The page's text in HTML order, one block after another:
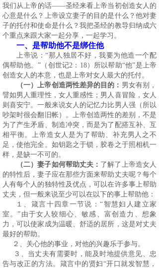
我们从上帝的话——圣经来看上帝当初创造女人的
心意是什么？上帝设立妻子的目的是什么？他对妻
子的托付和使命是什么？我把圣经的教导归纳成六
个重点来跟大家一起分享，一起学习。
一、是帮助他不是绑住他
上帝说：“那人独居不好，我要为他造一个配
偶帮助他。”（创世记2 ： 18）所以帮助“他”是上帝
创造女人的本意，也是上帝对女人最大的托付。
（一）上帝创造两性差异的目的： 男女有别，
譬如男人重理性，女人重感性；男人喜冒险，女人
则喜安宁。一般来说女人的记忆力比男人强（所以
吵架时很会翻旧帐）。上帝创造两性的差别，不是
为了产生矛盾、制造冲突，而是为了配搭互补、互
相平衡。上帝造女人是为了帮助、补充男人之不
足，使他完全。如钥匙之于锁，胶卷之于照相机一
样，是缺一不可的。
（二）妻子如何帮助丈夫： 了解了上帝造女人
的特性后，妻子应在那些方面来帮助丈夫呢？每个
人有每个人的独特性及优点，可以在许多事上帮助
丈夫，但一般来说至少可以在以下的事上帮助他：
１、箴言十四章一节说：“智慧妇人建立家
室。”由于女人较细心、敏感、富创造力、想象
力，可以使家成为温暖、舒适的居所，这是对丈夫
最好的帮助。
２、关心他的事业，对他的兴趣乐于参与。
３、当丈夫有需要时，能及时地提供意见、忠
告与改正的方法。箴言中的贤妇“开口就发智慧，